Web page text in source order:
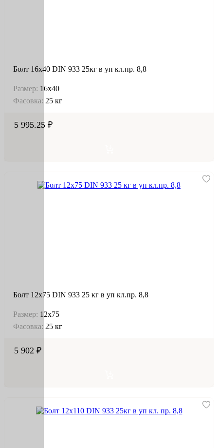
Болт 16х40 DIN 933 25кг в уп кл.пр. 8,8
Размер: 16х40
Фасовка: 25 кг
5 995.25 ₽
Болт 12х75 DIN 933 25 кг в уп кл.пр. 8,8
Размер: 12х75
Фасовка: 25 кг
5 902 ₽